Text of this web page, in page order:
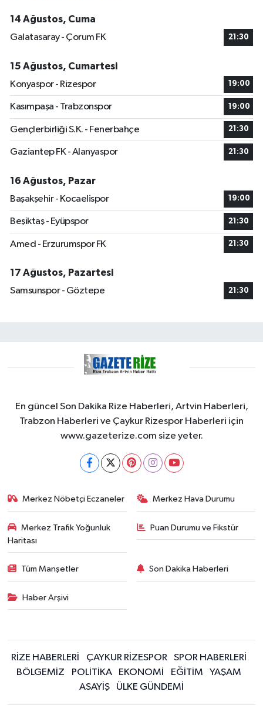
14 Ağustos, Cuma
Galatasaray - Çorum FK
21:30
15 Ağustos, Cumartesi
Konyaspor - Rizespor
19:00
Kasımpaşa - Trabzonspor 19:00
Gençlerbirliği S.K. - Fenerbahçe 21:30
Gaziantep FK - Alanyaspor 21:30
16 Ağustos, Pazar
Başakşehir - Kocaelispor
19:00
Beşiktaş - Eyüpspor 21:30
Amed - Erzurumspor FK 21:30
17 Ağustos, Pazartesi
Samsunspor - Göztepe
21:30
En güncel Son Dakika Rize Haberleri, Artvin Haberleri,
Trabzon Haberleri ve Çaykur Rizespor Haberleri için
www.gazeterize.com size yeter.
Merkez Nöbetçi Eczaneler Merkez Hava Durumu
Merkez Trafik Yoğunluk
Haritası
Puan Durumu ve Fikstür
Tüm Manşetler Son Dakika Haberleri
Haber Arşivi
RİZE HABERLERİ ÇAYKUR RİZESPOR
SPOR HABERLERİ
BÖLGEMİZ
POLİTİKA EKONOMİ EĞİTİM
YAŞAM
ASAYİŞ
ÜLKE GÜNDEMİ